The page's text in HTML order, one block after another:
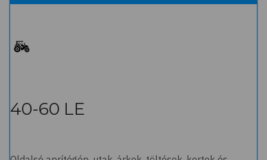
40-60 LE